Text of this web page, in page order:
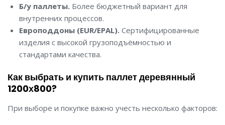
Б/у паллеты.Более бюджетный вариант для
внутренних процессов.
Европоддоны (EUR/EPAL).Сертифицированные
изделия с высокой грузоподъёмностью и
стандартами качества.
Как выбрать и купить паллет деревянный
1200х800?
При выборе и покупке важно учесть несколько факторов: